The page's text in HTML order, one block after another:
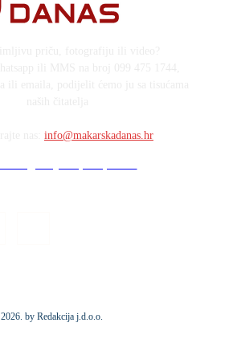
info@makarskadanas.hr
2026. by Redakcija j.d.o.o.